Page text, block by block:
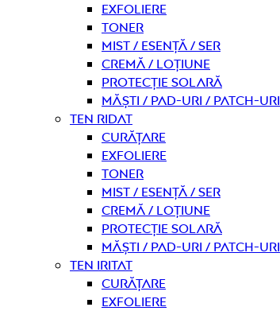
Exfoliere
Toner
Mist / Esență / Ser
Cremă / Loțiune
Protecție solară
Măști / Pad-uri / Patch-uri
Ten ridat
curățare
Exfoliere
Toner
Mist / Esență / Ser
Cremă / Loțiune
Protecție solară
Măști / Pad-uri / Patch-uri
Ten iritat
curățare
Exfoliere